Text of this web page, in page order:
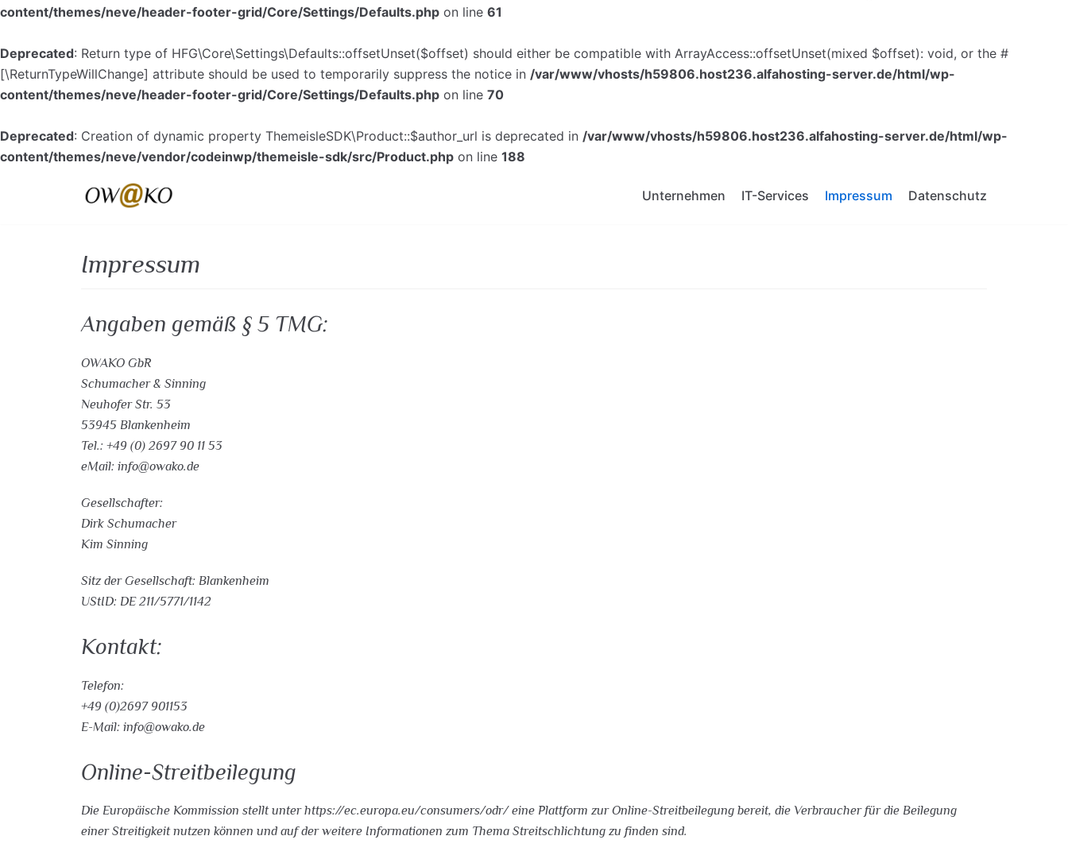
content/themes/neve/header-footer-grid/Core/Settings/Defaults.php on line 61
Deprecated: Return type of HFG\Core\Settings\Defaults::offsetUnset($offset) should either be compatible with ArrayAccess::offsetUnset(mixed $offset): void, or the #
[\ReturnTypeWillChange] attribute should be used to temporarily suppress the notice in /var/www/vhosts/h59806.host236.alfahosting-server.de/html/wp-
content/themes/neve/header-footer-grid/Core/Settings/Defaults.php on line 70
Deprecated: Creation of dynamic property ThemeisleSDK\Product::$author_url is deprecated in /var/www/vhosts/h59806.host236.alfahosting-server.de/html/wp-
content/themes/neve/vendor/codeinwp/themeisle-sdk/src/Product.php on line 188
Unternehmen IT-Services Impressum Datenschutz
Impressum
Angaben gemäß § 5 TMG:
OWAKO GbR
Schumacher & Sinning
Neuhofer Str. 53
53945 Blankenheim
Tel.: +49 (0) 2697 90 11 53
eMail: info@owako.de
Gesellschafter:
Dirk Schumacher
Kim Sinning
Sitz der Gesellschaft: Blankenheim
UStID: DE 211/5771/1142
Kontakt:
Telefon:
+49 (0)2697 901153
E-Mail: info@owako.de
Online-Streitbeilegung
Die Europäische Kommission stellt unter https://ec.europa.eu/consumers/odr/ eine Plattform zur Online-Streitbeilegung bereit, die Verbraucher für die Beilegung
einer Streitigkeit nutzen können und auf der weitere Informationen zum Thema Streitschlichtung zu finden sind.